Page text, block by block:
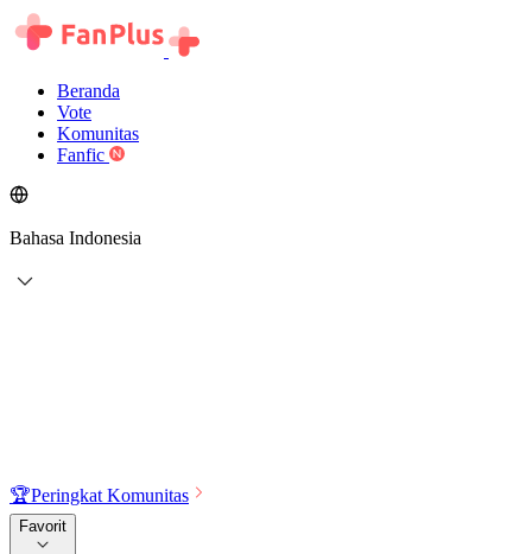
Beranda
Vote
Komunitas
Fanfic
Bahasa Indonesia
🏆Peringkat Komunitas
Favorit